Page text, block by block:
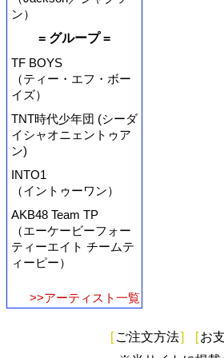
ン）
= グループ =
TF BOYS
（ティー・エフ・ボー
イズ）
TNT時代少年団 (シーダ
イシャオニェントゥア
ン)
INTO1
（イントゥーワン）
AKB48 Team TP
（エーケービーフォー
ティーエイト チームテ
ィーピー）
>>アーティスト一覧
[ ご注文方法] [お